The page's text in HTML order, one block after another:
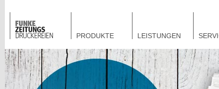
PRODUKTE LEISTUNGEN